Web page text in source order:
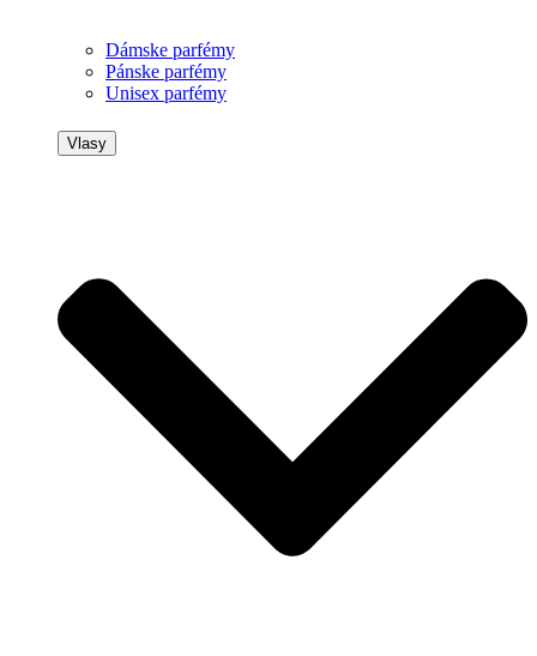
Dámske parfémy
Pánske parfémy
Unisex parfémy
Vlasy